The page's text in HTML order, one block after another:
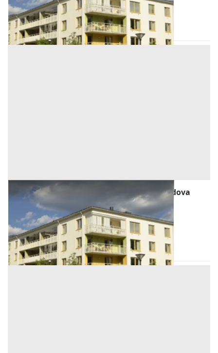
Abano Terme (Padova)
Codice asta:AI372478
Asta chiusa
Abitazione di Tipo Economico all'asta a Padova
Abano Terme (Padova)
Offerta minima
56.250 € 75.000 €
Codice asta: AA1220255
Asta chiusa